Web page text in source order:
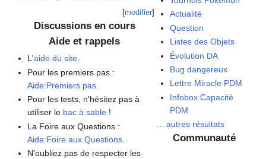
[modifier]
Discussions en cours
Aide et rappels
L'aide du site.
Pour les premiers pas :
Aide:Premiers pas
Pour les tests, n'hésitez pas à
utiliser le bac à sable !
La Foire aux Questions :
Aide:Foire aux Questions
N'oubliez pas de respecter les
Actualité
Question
Listes des Objets
Évolution DA
Bug dangereux
Lettre Miracle PDM
Infobox Capacité
PDM
... autres résultats
Communauté